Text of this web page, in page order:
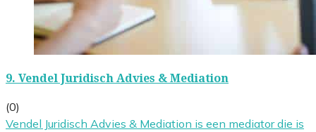
9. Vendel Juridisch Advies & Mediation
(0)
Vendel Juridisch Advies & Mediation is een mediator die is